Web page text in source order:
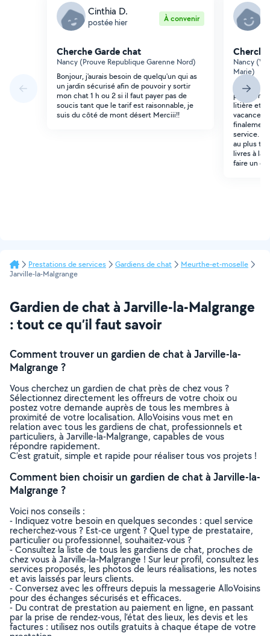
Cinthia D.
postée hier À convenir
Cherche Garde chat
Nancy (Prouve Republique Garenne Nord)
Bonjour, j'aurais besoin de quelqu'un qui as
un jardin sécurisé afin de pouvoir y sortir
mon chat 1 h ou 2 si il faut payer pas de
soucis tant que le tarif est raisonnable, je
suis du côté de mont désert Merciii!!
Nancy
Marie)
Bonjour,
pour venir
litière et
vacances.
service. A
au plus
livres à la
faire un
Prestations de services Gardiens de chat
Meurthe-et-moselle
Jarville-la-Malgrange
Gardien de chat à Jarville-la-Malgrange
: tout ce qu’il faut savoir
Comment trouver un gardien de chat à Jarville-la-
Malgrange ?
Vous cherchez un gardien de chat près de chez vous ?
Sélectionnez directement les offreurs de votre choix ou
postez votre demande auprès de tous les membres à
proximité de votre localisation. AlloVoisins vous met en
relation avec tous les gardiens de chat, professionnels et
particuliers, à Jarville-la-Malgrange, capables de vous
répondre rapidement.
C’est gratuit, simple et rapide pour réaliser tous vos projets !
Comment bien choisir un gardien de chat à Jarville-la-
Malgrange ?
Voici nos conseils :
- Indiquez votre besoin en quelques secondes : quel service
recherchez-vous ? Est-ce urgent ? Quel type de prestataire,
particulier ou professionnel, souhaitez-vous ?
- Consultez la liste de tous les gardiens de chat, proches de
chez vous à Jarville-la-Malgrange ! Sur leur profil, consultez les
services proposés, les photos de leurs réalisations, les notes
et avis laissés par leurs clients.
- Conversez avec les offreurs depuis la messagerie AlloVoisins
pour des échanges sécurisés et efficaces.
- Du contrat de prestation au paiement en ligne, en passant
par la prise de rendez-vous, l’état des lieux, les devis et les
factures : utilisez nos outils gratuits à chaque étape de votre